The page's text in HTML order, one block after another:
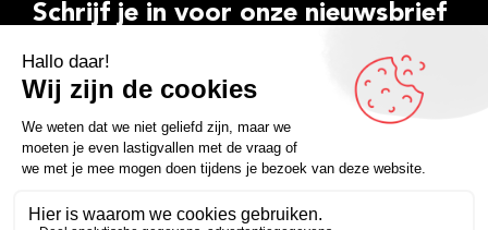
Schrijf je in voor onze nieuwsbrief
E-
mailadres
Inschrijven
FacebookInstagramLinkedInYouTubeSpotify